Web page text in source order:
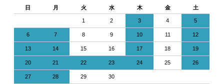
日 月 火 水 木 金 土
1 2 3 4 5
6 7 8 9 10 11 12
13 14 15 16 17 18 19
20 21 22 23 24 25 26
27 28 29 30